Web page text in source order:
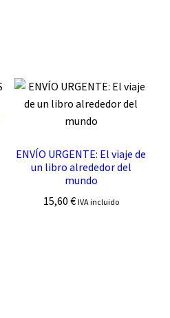
ENVÍO URGENTE: El viaje de
un libro alrededor del
mundo
15,60 € IVA incluido